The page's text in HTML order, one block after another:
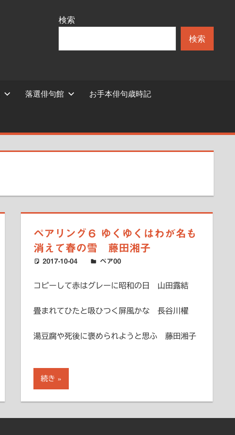
検索
検索
落選俳句館 お手本俳句歳時記
ペアリング６ ゆくゆくはわが名も
消えて春の雪 藤田湘子
2017-10-04 ハードエッジ
ペア00
コピーして赤はグレーに昭和の日 山田露結
畳まれてひたと吸ひつく屏風かな 長谷川櫂
湯豆腐や死後に褒められようと思ふ 藤田湘子
続き